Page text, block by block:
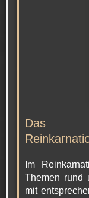
Das
Im
Themen rund
mit